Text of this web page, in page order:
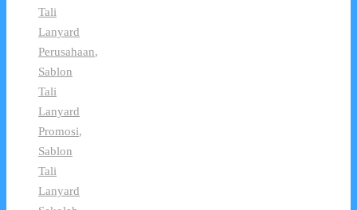
Tali
Lanyard
Perusahaan,
Sablon
Tali
Lanyard
Promosi,
Sablon
Tali
Lanyard